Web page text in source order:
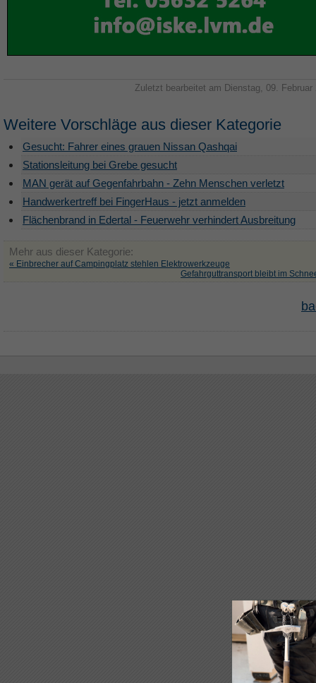
Zuletzt bearbeitet am Dienstag, 09. Februar
Weitere Vorschläge aus dieser Kategorie
Gesucht: Fahrer eines grauen Nissan Qashqai
Stationsleitung bei Grebe gesucht
MAN gerät auf Gegenfahrbahn - Zehn Menschen verletzt
Handwerkertreff bei FingerHaus - jetzt anmelden
Flächenbrand in Edertal - Feuerwehr verhindert Ausbreitung
Mehr aus dieser Kategorie:
« Einbrecher auf Campingplatz stehlen Elektrowerkzeuge
Gefahrguttransport bleibt im